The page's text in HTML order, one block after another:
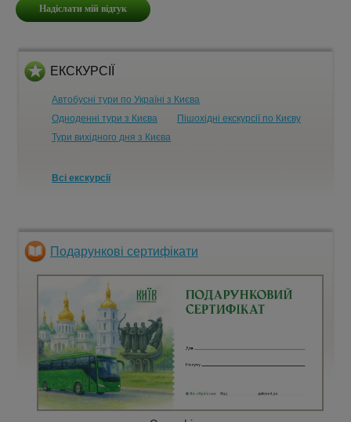
ЕКСКУРСІЇ
Автобусні тури по Україні з Києва
Одноденні тури з Києва
Пішохідні екскурсії по Києву
Тури вихідного дня з Києва
Всі екскурсії
Подарункові сертифікати